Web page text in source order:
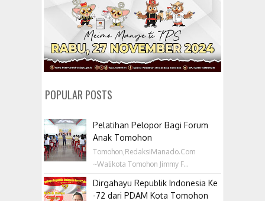
POPULAR POSTS
Pelatihan Pelopor Bagi Forum
Anak Tomohon
Tomohon,RedaksiManado.Com
~Walikota Tomohon Jimmy F...
Dirgahayu Republik Indonesia Ke
-72 dari PDAM Kota Tomohon